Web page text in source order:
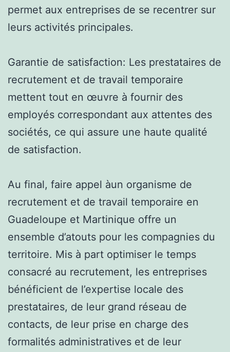
permet aux entreprises de se recentrer sur
leurs activités principales.
Garantie de satisfaction: Les prestataires de
recrutement et de travail temporaire
mettent tout en œuvre à fournir des
employés correspondant aux attentes des
sociétés, ce qui assure une haute qualité
de satisfaction.
Au final, faire appel àun organisme de
recrutement et de travail temporaire en
Guadeloupe et Martinique offre un
ensemble d’atouts pour les compagnies du
territoire. Mis à part optimiser le temps
consacré au recrutement, les entreprises
bénéficient de l’expertise locale des
prestataires, de leur grand réseau de
contacts, de leur prise en charge des
formalités administratives et de leur